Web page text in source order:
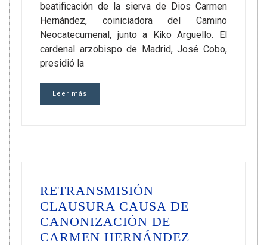
beatificación de la sierva de Dios Carmen
Hernández, coiniciadora del Camino
Neocatecumenal, junto a Kiko Arguello. El
cardenal arzobispo de Madrid, José Cobo,
presidió la
Leer más
RETRANSMISIÓN
CLAUSURA CAUSA DE
CANONIZACIÓN DE
CARMEN HERNÁNDEZ